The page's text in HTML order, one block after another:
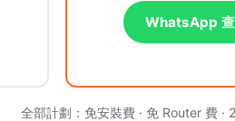
WhatsApp
全部計劃：免安裝費 · 免 Router 費 ·